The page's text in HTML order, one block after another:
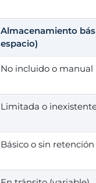
Almacenamiento
espacio)
No incluido o manual
Limitada o
Básico o sin